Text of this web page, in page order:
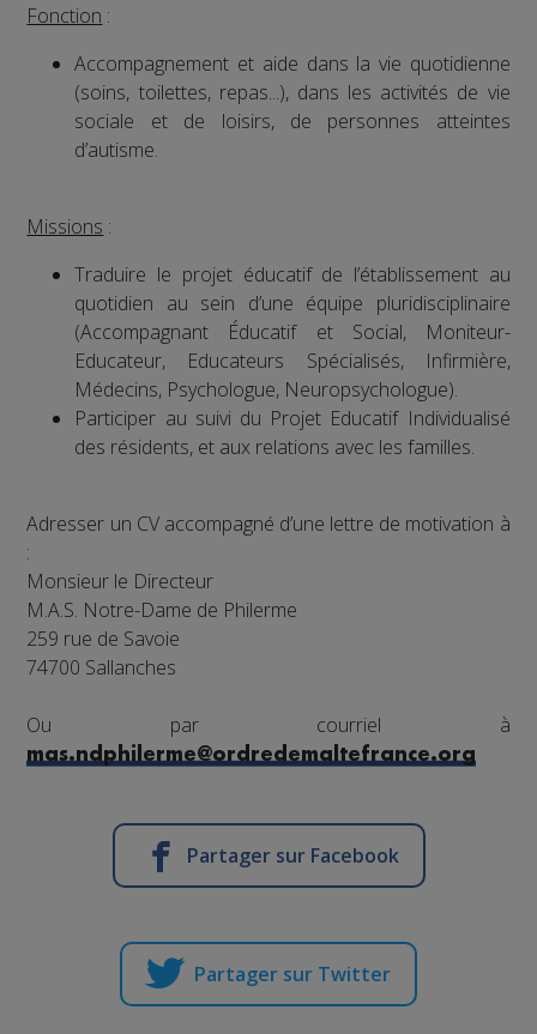
Fonction :
Accompagnement et aide dans la vie quotidienne
(soins, toilettes, repas...), dans les activités de vie
sociale et de loisirs, de personnes atteintes
d’autisme.
Missions :
Traduire le projet éducatif de l’établissement au
quotidien au sein d’une équipe pluridisciplinaire
(Accompagnant Éducatif et Social, Moniteur-
Educateur, Educateurs Spécialisés, Infirmière,
Médecins, Psychologue, Neuropsychologue).
Participer au suivi du Projet Educatif Individualisé
des résidents, et aux relations avec les familles.
Adresser un CV accompagné d’une lettre de motivation à
:
Monsieur le Directeur
M.A.S. Notre-Dame de Philerme
259 rue de Savoie
74700 Sallanches
Ou par courriel à
mas.ndphilerme@ordredemaltefrance.org
Partager sur Facebook
Partager sur Twitter